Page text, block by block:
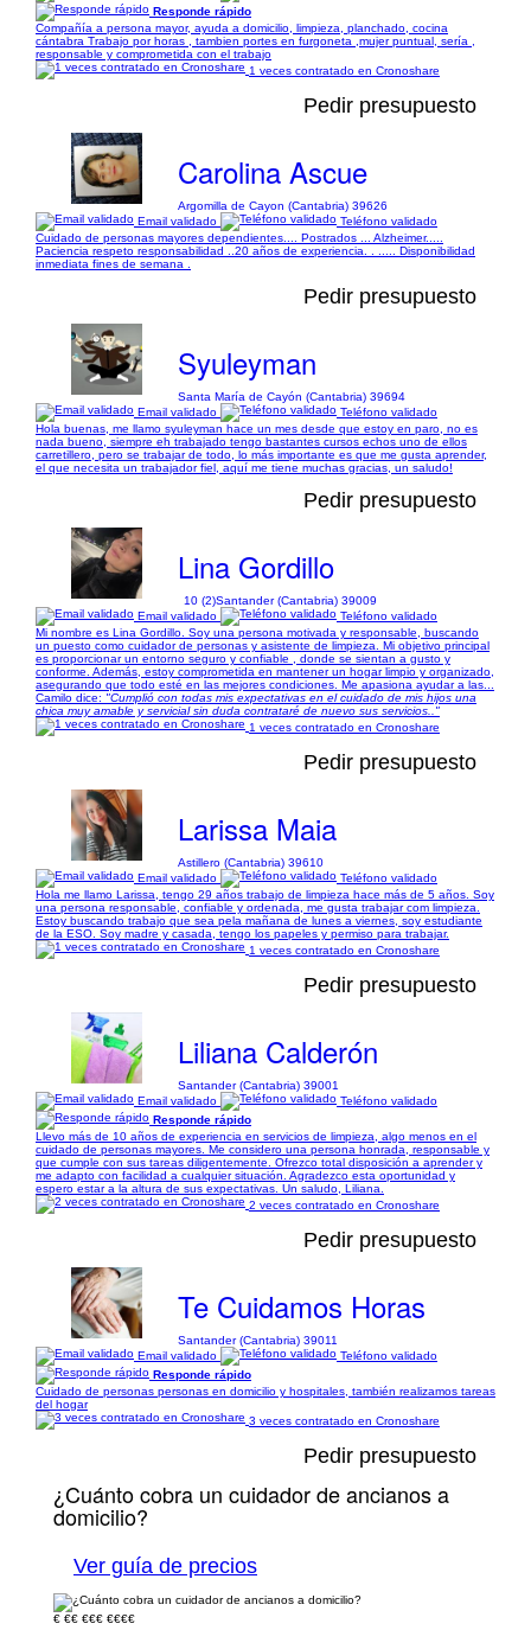
Responde rápido
Compañía a persona mayor, ayuda a domicilio, limpieza, planchado, cocina
cántabra Trabajo por horas , tambien portes en furgoneta ,mujer puntual, sería ,
responsable y comprometida con el trabajo
1 veces contratado en Cronoshare
Pedir presupuesto
Carolina Ascue
Argomilla de Cayon (Cantabria) 39626
Email validado
Teléfono validado
Cuidado de personas mayores dependientes.... Postrados ... Alzheimer.....
Paciencia respeto responsabilidad ..20 años de experiencia. . ..... Disponibilidad
inmediata fines de semana .
Pedir presupuesto
Syuleyman
Santa María de Cayón (Cantabria) 39694
Email validado
Teléfono validado
Hola buenas, me llamo syuleyman hace un mes desde que estoy en paro, no es
nada bueno, siempre eh trabajado tengo bastantes cursos echos uno de ellos
carretillero, pero se trabajar de todo, lo más importante es que me gusta aprender,
el que necesita un trabajador fiel, aquí me tiene muchas gracias, un saludo!
Pedir presupuesto
Lina Gordillo
10 (2)Santander (Cantabria) 39009
Email validado
Teléfono validado
Mi nombre es Lina Gordillo. Soy una persona motivada y responsable, buscando
un puesto como cuidador de personas y asistente de limpieza. Mi objetivo principal
es proporcionar un entorno seguro y confiable , donde se sientan a gusto y
conforme. Además, estoy comprometida en mantener un hogar limpio y organizado,
asegurando que todo esté en las mejores condiciones. Me apasiona ayudar a las...
Camilo dice: "Cumplió con todas mis expectativas en el cuidado de mis hijos una
chica muy amable y servicial sin duda contrataré de nuevo sus servicios.."
1 veces contratado en Cronoshare
Pedir presupuesto
Larissa Maia
Astillero (Cantabria) 39610
Email validado
Teléfono validado
Hola me llamo Larissa, tengo 29 años trabajo de limpieza hace más de 5 años. Soy
una persona responsable, confiable y ordenada, me gusta trabajar com limpieza.
Estoy buscando trabajo que sea pela mañana de lunes a viernes, soy estudiante
de la ESO. Soy madre y casada, tengo los papeles y permiso para trabajar.
1 veces contratado en Cronoshare
Pedir presupuesto
Liliana Calderón
Santander (Cantabria) 39001
Email validado
Teléfono validado
Responde rápido
Llevo más de 10 años de experiencia en servicios de limpieza, algo menos en el
cuidado de personas mayores. Me considero una persona honrada, responsable y
que cumple con sus tareas diligentemente. Ofrezco total disposición a aprender y
me adapto con facilidad a cualquier situación. Agradezco esta oportunidad y
espero estar a la altura de sus expectativas. Un saludo, Liliana.
2 veces contratado en Cronoshare
Pedir presupuesto
Te Cuidamos Horas
Santander (Cantabria) 39011
Email validado
Teléfono validado
Responde rápido
Cuidado de personas personas en domicilio y hospitales, también realizamos tareas
del hogar
3 veces contratado en Cronoshare
Pedir presupuesto
¿Cuánto cobra un cuidador de ancianos a
domicilio?
Ver guía de precios
€ €€ €€€ €€€€